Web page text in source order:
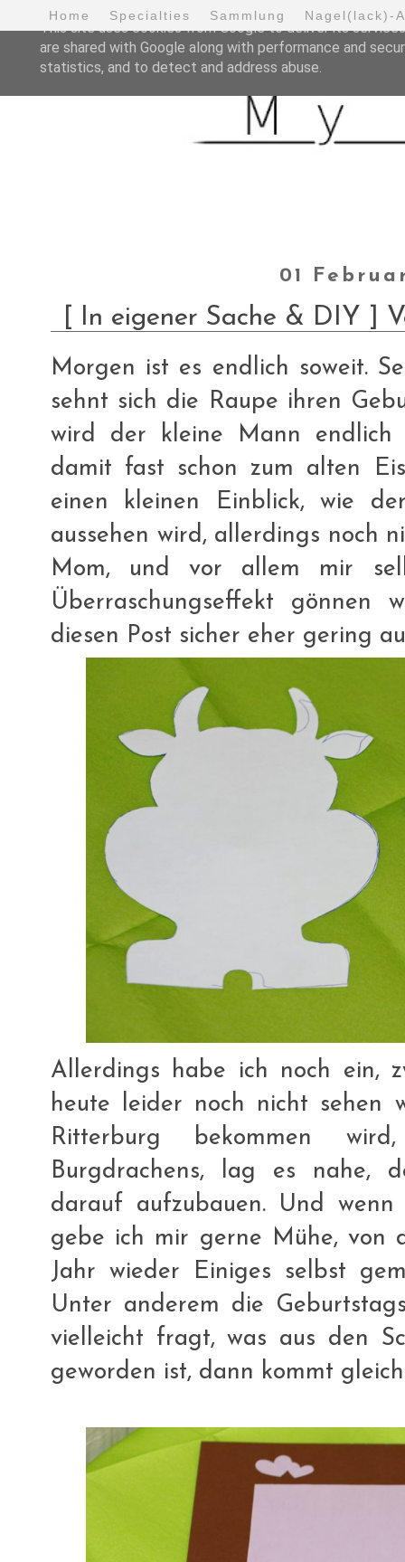
Home Specialties Sammlung Nagel(lack)-
01
[ In eigener Sache & DIY ]
Morgen ist es endlich soweit.
sehnt sich die Raupe ihren
wird der kleine Mann
damit fast schon zum alten
einen kleinen Einblick, wie
aussehen wird, allerdings noch
Mom, und vor allem mir
Überraschungseffekt
diesen Post sicher eher gering
Allerdings habe ich noch ein,
heute leider noch nicht sehen
Ritterburg bekommen
Burgdrachens, lag es nahe,
darauf aufzubauen. Und
gebe ich mir gerne Mühe, von
Jahr wieder Einiges selbst
Unter anderem die
vielleicht fragt, was aus den
geworden ist, dann kommt
This site uses cookies from Google to deliver its
are shared with Google along with performance and
statistics, and to detect and address abuse.